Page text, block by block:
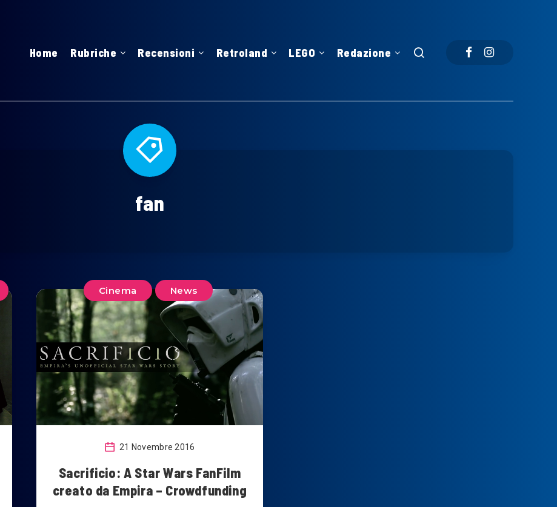
Home Rubriche Recensioni Retroland LEGO Redazione
fan
Cinema News
21 Novembre 2016
Sacrificio: A Star Wars FanFilm
creato da Empira – Crowdfunding